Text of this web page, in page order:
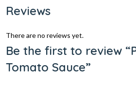
Reviews
There are no reviews yet.
Be the first to review
Tomato Sauce”